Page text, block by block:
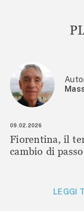
09.02.2026
Fiorentina, il
cambio di passo
LEGGI